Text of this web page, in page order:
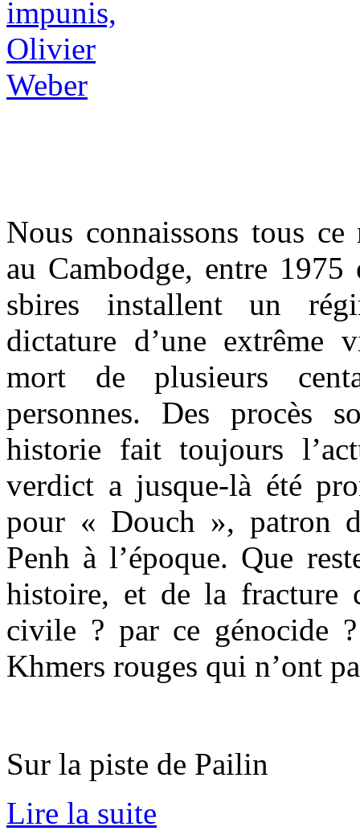
Nous connaissons tous
au Cambodge, entre
sbires installent un
dictature d’une extrême
mort de plusieurs
personnes. Des procès
historie fait toujours
verdict a jusque-là été
pour « Douch », patron
Penh à l’époque. Que
histoire, et de la fracture
civile ? par ce génocide
Khmers rouges qui n’ont
Sur la piste de Pailin
Lire la suite